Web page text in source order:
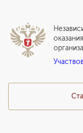
Прайс-лист
Подарочный сертификат
Медицинский туризм
Программы привилегий